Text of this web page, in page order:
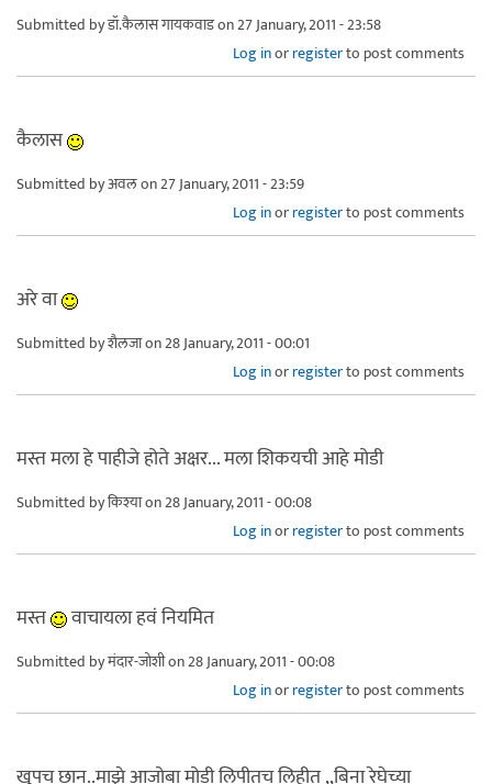
Submitted byडॉ.कैलास गायकवाडon 27 January, 2011 - 23:58
Log inorregisterto post comments
कैलास
Submitted byअवलon 27 January, 2011 - 23:59
Log inorregisterto post comments
अरे वा
Submitted byशैलजाon 28 January, 2011 - 00:01
Log inorregisterto post comments
मस्त मला हे पाहीजे होते अक्षर... मला शिकयची आहे मोडी
Submitted byकिश्याon 28 January, 2011 - 00:08
Log inorregisterto post comments
मस्त वाचायला हवं नियमित
Submitted byमंदार-जोशीon 28 January, 2011 - 00:08
Log inorregisterto post comments